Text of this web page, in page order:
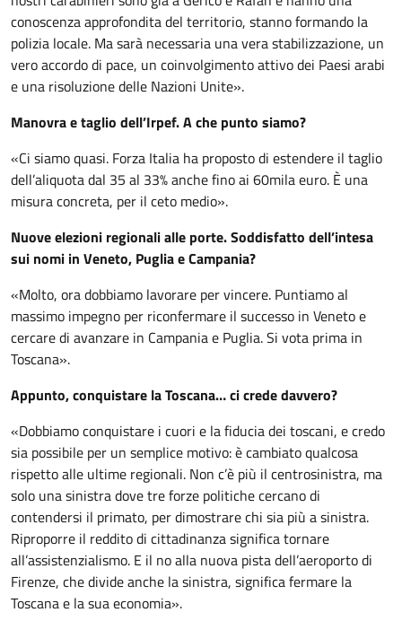
conoscenza approfondita del territorio, stanno formando la
polizia locale. Ma sarà necessaria una vera stabilizzazione, un
vero accordo di pace, un coinvolgimento attivo dei Paesi arabi
e una risoluzione delle Nazioni Unite».
Manovra e taglio dell’Irpef. A che punto siamo?
«Ci siamo quasi. Forza Italia ha proposto di estendere il taglio
dell’aliquota dal 35 al 33% anche fino ai 60mila euro. È una
misura concreta, per il ceto medio».
Nuove elezioni regionali alle porte. Soddisfatto dell’intesa
sui nomi in Veneto, Puglia e Campania?
«Molto, ora dobbiamo lavorare per vincere. Puntiamo al
massimo impegno per riconfermare il successo in Veneto e
cercare di avanzare in Campania e Puglia. Si vota prima in
Toscana».
Appunto, conquistare la Toscana… ci crede davvero?
«Dobbiamo conquistare i cuori e la fiducia dei toscani, e credo
sia possibile per un semplice motivo: è cambiato qualcosa
rispetto alle ultime regionali. Non c’è più il centrosinistra, ma
solo una sinistra dove tre forze politiche cercano di
contendersi il primato, per dimostrare chi sia più a sinistra.
Riproporre il reddito di cittadinanza significa tornare
all’assistenzialismo. E il no alla nuova pista dell’aeroporto di
Firenze, che divide anche la sinistra, significa fermare la
Toscana e la sua economia».